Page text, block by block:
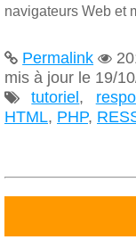
navigateurs Web et
 Permalink 
mis à jour le 19/
 tutoriel ,
HTML, PHP,